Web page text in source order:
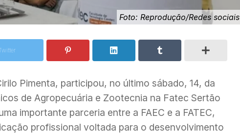
Foto: Reprodução/Redes sociais
Pimenta, participou, no último sábado, 14, da
de Agropecuária e Zootecnia na Fatec Sertão
importante parceria entre a FAEC e a FATEC,
profissional voltada para o desenvolvimento